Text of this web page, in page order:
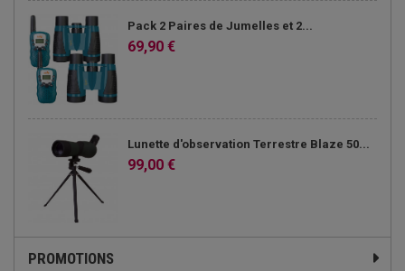
Pack 2 Paires de Jumelles et 2...
69,90 €
Lunette d'observation Terrestre Blaze 50...
99,00 €
PROMOTIONS